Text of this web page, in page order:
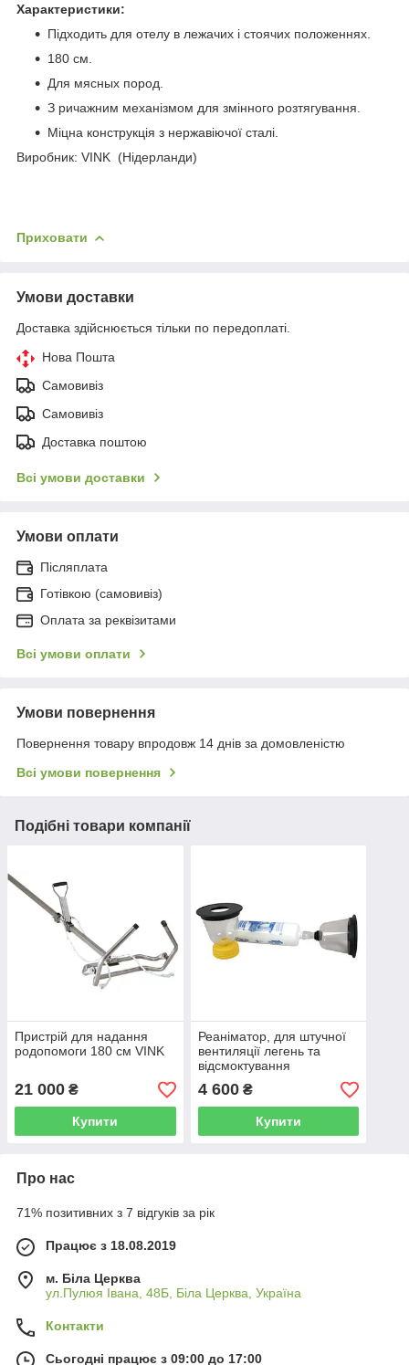
Характеристики:
Підходить для отелу в лежачих і стоячих положеннях.
180 см.
Для мясных пород.
З ричажним механізмом для змінного розтягування.
Міцна конструкція з нержавіючої сталі.
Виробник: VINK (Нідерланди)
Приховати
Умови доставки
Доставка здійснюється тільки по передоплаті.
Нова Пошта
Самовивіз
Самовивіз
Доставка поштою
Всі умови доставки
Умови оплати
Післяплата
Готівкою (самовивіз)
Оплата за реквізитами
Всі умови оплати
Умови повернення
Повернення товару впродовж 14 днів за домовленістю
Всі умови повернення
Подібні товари компанії
Пристрій для надання
родопомоги 180 см VINK
21 000 ₴
Купити
Реаніматор, для штучної
вентиляції легень та
відсмоктування
рідини ERRI-COMFORT
4 600₴
Купити
Про нас
71% позитивних з 7 відгуків за рік
Працює з 18.08.2019
м. Біла Церква
ул.Пулюя Івана, 48Б, Біла Церква, Україна
Контакти
Сьогодні працює з 09:00 до 17:00